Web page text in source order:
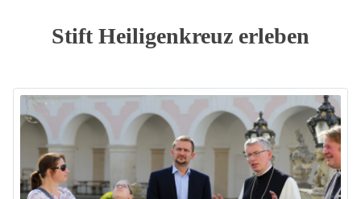
Stift Heiligenkreuz erleben